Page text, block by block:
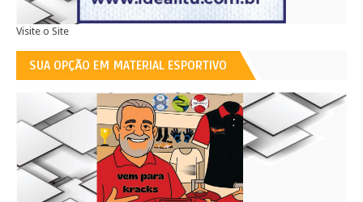
Visite o Site
SUA OPÇÃO EM MATERIAL ESPORTIVO